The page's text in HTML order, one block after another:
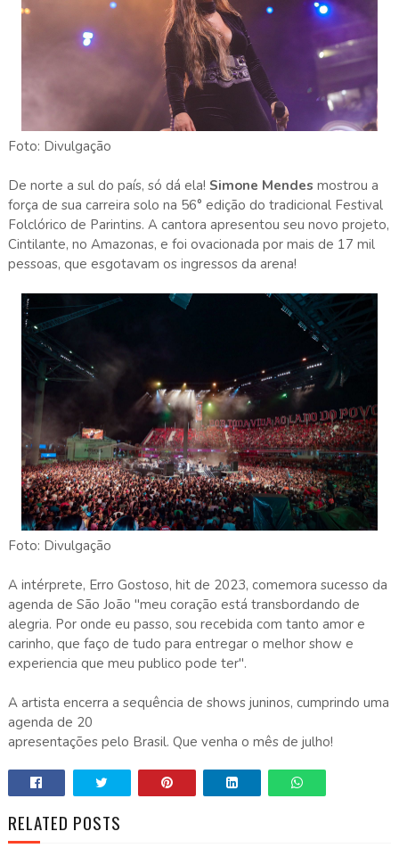
Foto: Divulgação
De norte a sul do país, só dá ela! Simone Mendes mostrou a
força de sua carreira solo na 56° edição do tradicional Festival
Folclórico de Parintins. A cantora apresentou seu novo projeto,
Cintilante, no Amazonas, e foi ovacionada por mais de 17 mil
pessoas, que esgotavam os ingressos da arena!
Foto: Divulgação
A intérprete, Erro Gostoso, hit de 2023, comemora sucesso da
agenda de São João "meu coração está transbordando de
alegria. Por onde eu passo, sou recebida com tanto amor e
carinho, que faço de tudo para entregar o melhor show e
experiencia que meu publico pode ter".
A artista encerra a sequência de shows juninos, cumprindo uma
agenda de 20
apresentações pelo Brasil. Que venha o mês de julho!
RELATED POSTS